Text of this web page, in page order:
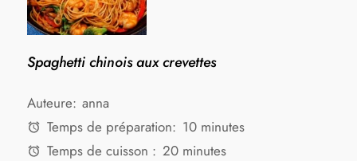
Spaghetti chinois aux crevettes
Auteure: anna
Temps de préparation: 10 minutes
Temps de cuisson : 20 minutes